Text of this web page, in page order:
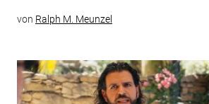
von Ralph M. Meunzel